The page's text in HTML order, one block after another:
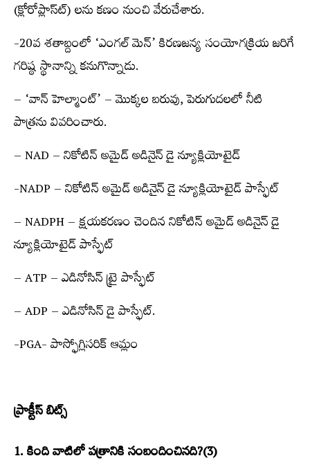
(క్లోరోప్లాస్ట్‍) లను కణం నుంచి వేరుచేశారు.
-20వ శతాబ్దంలో ‘ఎంగల్‌ మెన్‌’ కిరణజన్య సంయోగక్రియ జరిగే
గరిష్ఠ స్థానాన్ని కనుగొన్నాడు.
– ‘వాన్‌ హెల్మాంట్‌’ – మొక్కల బరువు, పెరుగుదలలో నీటి
పాత్రను వివరించారు.
– NAD – నికోటిన్‌ అమైడ్‌ అడినైన్‌ డై న్యూక్లియోటైడ్‌
-NADP – నికోటిన్‌ అమైడ్‌ అడినైన్‌ డై న్యూక్లియోటైడ్‌ పాస్ఫేట్‌
– NADPH – క్షయకరణం చెందిన నికోటిన్‌ అమైడ్‌ అడినైన్‌ డై
న్యూక్లియోటైడ్‌ పాస్ఫేట్‌
– ATP – ఎడినోసిన్‌ ట్రై పాస్ఫేట్‌
– ADP – ఎడినోసిన్‌ డై పాస్ఫేట్‌.
-PGA- పాస్ఫోగ్లిసరిక్‌ ఆమ్లం
ప్రాక్టీస్ బిట్స్​‍
1. కింది వాటిలో పత్రానికి సంబందించినది?(3)